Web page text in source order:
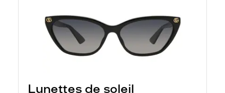
Lunettes de soleil